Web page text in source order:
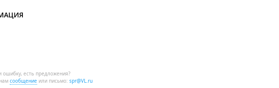
ошибку, есть предложения?
сообщение или письмо: spr@VL.ru